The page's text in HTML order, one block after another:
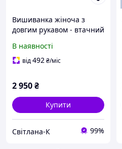
Вишиванка жіноча з
довгим рукавом - втачний
Орнамент / тканина
Онікс колір - Жовтий
В наявності
від492₴/міс
2 950₴
Купити
Свiтлана-К 99%